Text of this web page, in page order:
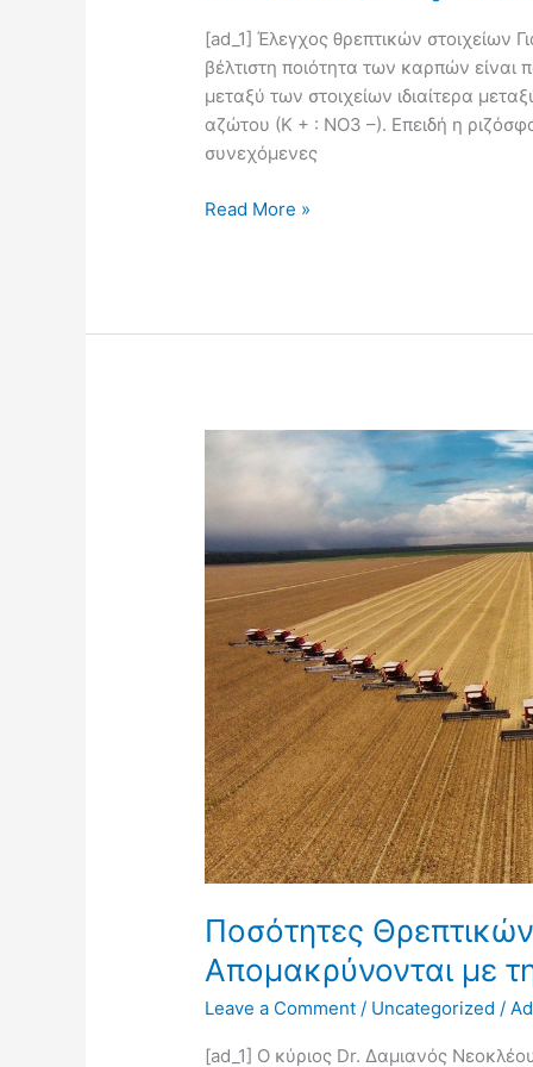
[ad_1] Έλεγχος θρεπτικών στοιχείων
βέλτιστη ποιότητα των καρπών είναι
μεταξύ των στοιχείων ιδιαίτερα
αζώτου (Κ + : ΝΟ3 –). Επειδή η
συνεχόμενες
Read More »
Ποσότητες
Απομακρύνονται με
Leave a Comment / Uncategorized /
[ad_1] Ο κύριος Dr. Δαμιανός
Ποσότητες
Στοιχείων
που
Απομακρύνονται
τη
Συγκομιδή